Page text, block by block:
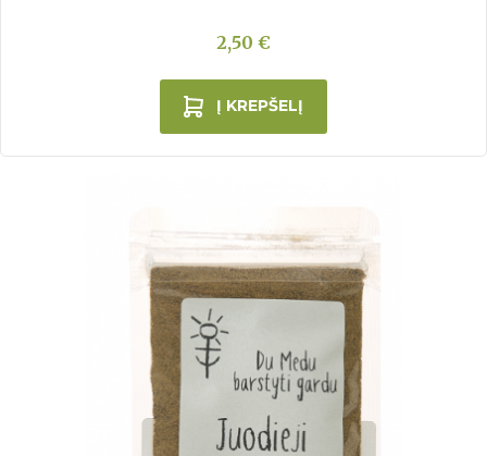
2,50 €
Į KREPŠELĮ